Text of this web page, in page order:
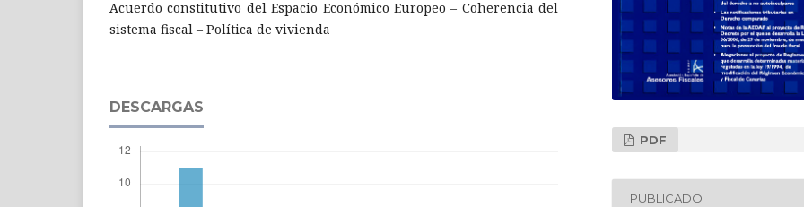
Acuerdo constitutivo del Espacio Económico Europeo – Coherencia del
sistema fiscal – Política de vivienda
DESCARGAS
PDF
PUBLICADO